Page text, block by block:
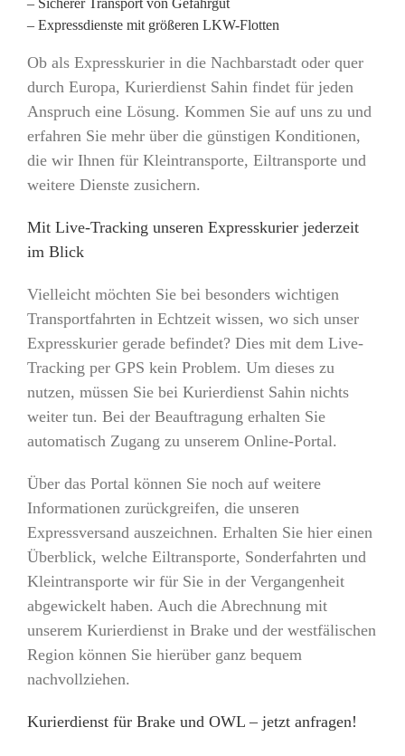
– Sicherer Transport von Gefahrgut
– Expressdienste mit größeren LKW-Flotten
Ob als Expresskurier in die Nachbarstadt oder quer
durch Europa, Kurierdienst Sahin findet für jeden
Anspruch eine Lösung. Kommen Sie auf uns zu und
erfahren Sie mehr über die günstigen Konditionen,
die wir Ihnen für Kleintransporte, Eiltransporte und
weitere Dienste zusichern.
Mit Live-Tracking unseren Expresskurier jederzeit
im Blick
Vielleicht möchten Sie bei besonders wichtigen
Transportfahrten in Echtzeit wissen, wo sich unser
Expresskurier gerade befindet? Dies mit dem Live-
Tracking per GPS kein Problem. Um dieses zu
nutzen, müssen Sie bei Kurierdienst Sahin nichts
weiter tun. Bei der Beauftragung erhalten Sie
automatisch Zugang zu unserem Online-Portal.
Über das Portal können Sie noch auf weitere
Informationen zurückgreifen, die unseren
Expressversand auszeichnen. Erhalten Sie hier einen
Überblick, welche Eiltransporte, Sonderfahrten und
Kleintransporte wir für Sie in der Vergangenheit
abgewickelt haben. Auch die Abrechnung mit
unserem Kurierdienst in Brake und der westfälischen
Region können Sie hierüber ganz bequem
nachvollziehen.
Kurierdienst für Brake und OWL – jetzt anfragen!